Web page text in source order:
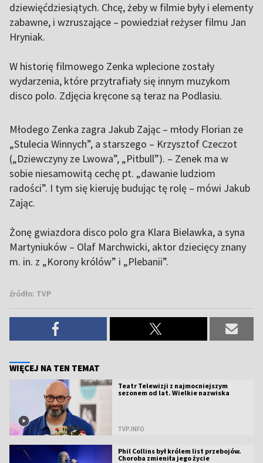
dziewięćdziesiątych. Chcę, żeby w filmie były i elementy
zabawne, i wzruszające – powiedział reżyser filmu Jan
Hryniak.
W historię filmowego Zenka wplecione zostały
wydarzenia, które przytrafiały się innym muzykom
disco polo. Zdjęcia kręcone są teraz na Podlasiu.
Młodego Zenka zagra Jakub Zając – młody Florian ze
„Stulecia Winnych”, a starszego – Krzysztof Czeczot
(„Dziewczyny ze Lwowa”, „Pitbull”). – Zenek ma w
sobie niesamowitą cechę pt. „dawanie ludziom
radości”. I tym się kieruję budując tę rolę – mówi Jakub
Zając.
Żonę gwiazdora disco polo gra Klara Bielawka, a syna
Martyniuków – Olaf Marchwicki, aktor dziecięcy znany
m. in. z „Korony królów” i „Plebanii”.
źródło: TVP
WIĘCEJ NA TEN TEMAT
Teatr Telewizji z najmocniejszym
sezonem od lat. Wielkie nazwiska
TVP.INFO
Phil Collins był królem list przebojów.
Choroba zmieniła jego życie